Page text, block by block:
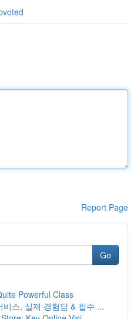
Report Page
Go
Powerful Class
스, 실제 경험담 & 필수 ...